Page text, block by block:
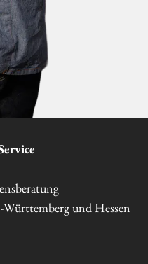
und Hessen